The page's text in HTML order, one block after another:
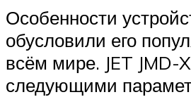
Особенности
обусловили его
всём мире. JET JMD-
следующими